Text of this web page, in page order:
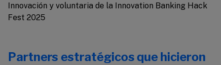
Innovación y voluntaria de la Innovation Banking Hack
Fest 2025
Partners estratégicos que hicieron